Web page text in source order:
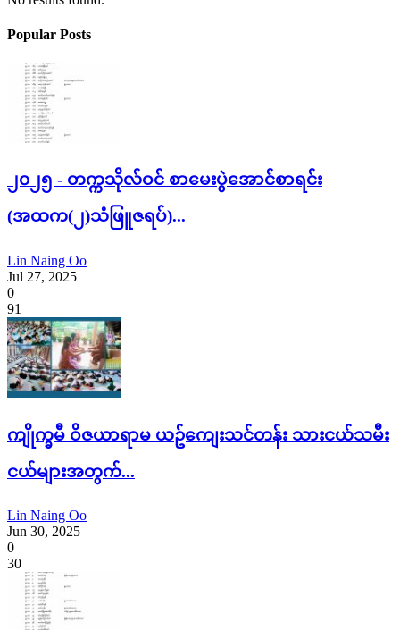
Popular Posts
၂၀၂၅ - တက္ကသိုလ်ဝင် စာမေးပွဲအောင်စာရင်း
(အထက(၂)သံဖြူဇရပ်)...
Lin Naing Oo
Jul 27, 2025
0
91
ကျိုက္ခမီ ဝိဇယာရာမ ယဥ်ကျေးသင်တန်း သားငယ်သမီး
ငယ်များအတွက်...
Lin Naing Oo
Jun 30, 2025
0
30